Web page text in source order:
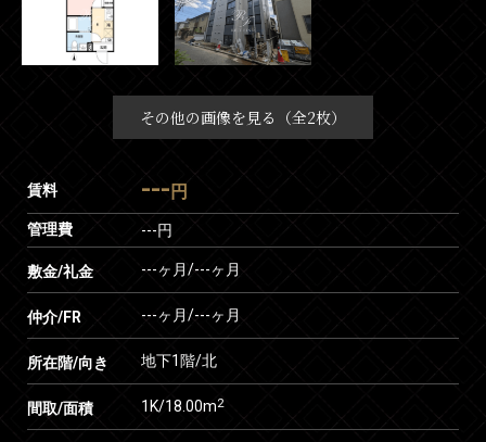
その他の画像を見る（全2枚）
賃料 --- 円
管理費 ---円
敷金/礼金 ---ヶ月/---ヶ月
仲介/FR ---ヶ月/---ヶ月
所在階/向き 地下1階/北
間取/面積 1K/18.00m2